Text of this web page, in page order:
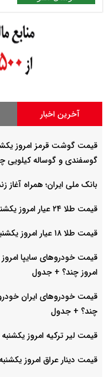
آخرین اخبار
گوسفندی و گوساله کیلویی
بانک ملی ایران؛ همراه آغاز
قیمت طلا ۲۴ عیار امروز یکشنبه ۱۸ مرداد ۱۴۰۵ اعلام شد/ ریزش قیمت طلا
قیمت طلا ۱۸ عیار امروز یکشنبه ۱۸ مرداد ۱۴۰۵ اعلام شد/ طلا پایین آمد
امروز چند؟ + جدول
چند؟ + جدول
قیمت لیر ترکیه امروز یکشنبه ۱۸ مرداد ۱۴۰۵ اعلام شد + جدول
قیمت دینار عراق امروز یکشنبه ۱۸ مرداد ۱۴۰۵ اعلام شد + جدول